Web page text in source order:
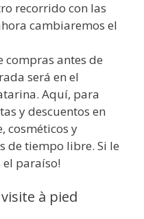
recorrido con las
cambiaremos el
compras antes de
será en el
Aquí, para
y descuentos en
cosméticos y
de tiempo libre. Si le
el paraíso!
à pied